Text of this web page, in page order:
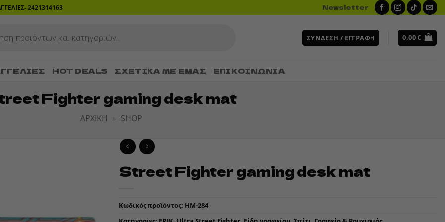
2421314163 Newsletter
ΣΎΝΔΕΣΗ / ΕΓΓΡΑΦΉ 0,00€
HOT DEALS ΣΧΕΤΙΚΆ ΜΕ ΕΜΆΣ ΕΠΙΚΟΙΝΩΝΙΑ
Fighter gaming desk mat
ΑΡΧΙΚΉ » SHOP
Street Fighter gaming desk mat
Κωδικός προϊόντος: HM-284